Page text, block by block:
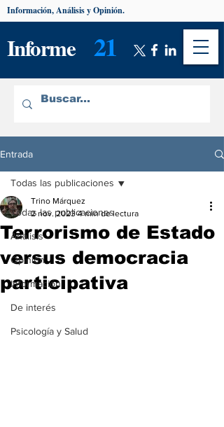
Informe 21
Información, Análisis y Opinión.
Entrada
Todas las publicaciones
Análisis
Opinión
Información
De interés
Psicología y Salud
Todas las publicaciones
Terrorismo de Estado
versus democracia
participativa
Trino Márquez
2 nov. 2023 4 min de lectura